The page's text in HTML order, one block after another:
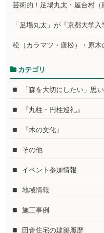
芸術的！足場丸太・屋台村
「足場丸太」が『京都大学
松（カラマツ・唐松）・原
カテゴリ
「森を大切にしたい」思い
『丸柱・円柱巡礼』
『木の文化』
その他
イベント参加情報
地域情報
施工事例
田舎住宅の建築履歴